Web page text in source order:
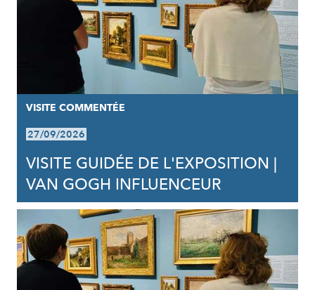
VISITE COMMENTÉE
27/09/2026
VISITE GUIDÉE DE L'EXPOSITION |
VAN GOGH INFLUENCEUR